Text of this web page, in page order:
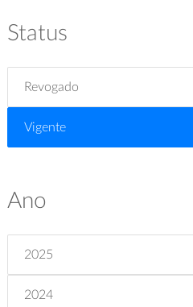
Status
Revogado
Vigente
Ano
2025
2024